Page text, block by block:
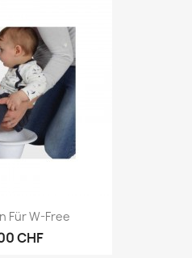
Für W-Free
CHF